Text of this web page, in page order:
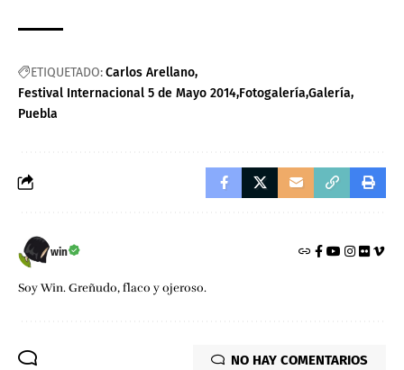
ETIQUETADO:Carlos Arellano
Festival Internacional 5 de Mayo 2014 Fotogalería Galería
Puebla
win
Soy Win. Greñudo, flaco y ojeroso.
NO HAY COMENTARIOS